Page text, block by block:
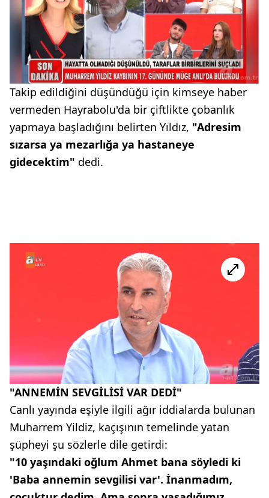
Takip edildiğini düşündüğü için kimseye haber
vermeden Hayrabolu'da bir çiftlikte çobanlık
yapmaya başladığını belirten Yıldız, "Adresim
sızarsa ya mezarlığa ya hastaneye
gidecektim" dedi.
"ANNEMİN SEVGİLİSİ VAR DEDİ"
Canlı yayında eşiyle ilgili ağır iddialarda bulunan
Muharrem Yildiz, kaçışının temelinde yatan
şüpheyi şu sözlerle dile getirdi:
"10 yaşındaki oğlum Ahmet bana söyledi ki
'Baba annemin sevgilisi var'. İnanmadım,